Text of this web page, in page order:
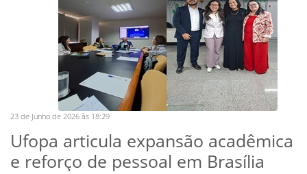
23 de Junho de 2026 às 18:29
Ufopa articula expansão acadêmica
e reforço de pessoal em Brasília